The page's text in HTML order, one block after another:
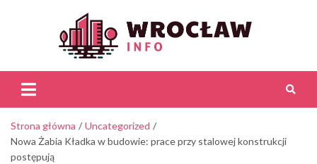
Strona główna
Uncategorized
Nowa Żabia Kładka w budowie: prace przy stalowej konstrukcji
postępują